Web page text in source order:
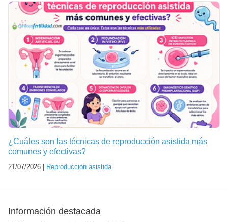
¿Cuáles son las técnicas de reproducción asistida más
comunes y efectivas?
21/07/2026 | Reproducción asistida
Información destacada